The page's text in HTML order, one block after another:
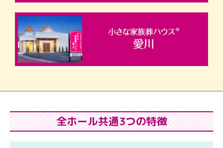
全ホール共通3つの特徴